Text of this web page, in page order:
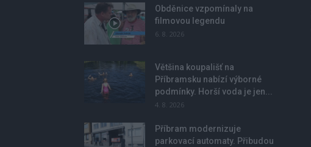
Obděnice vzpomínaly na
filmovou legendu
6. 8. 2026
Většina koupališť na
Příbramsku nabízí výborné
podmínky. Horší voda je jen...
4. 8. 2026
Příbram modernizuje
parkovací automaty. Přibudou